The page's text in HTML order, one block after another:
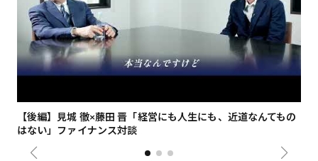
【後編】見城 徹×藤田 晋「経営にも人生にも、近道なんてもの
はない」ファイナンス対談